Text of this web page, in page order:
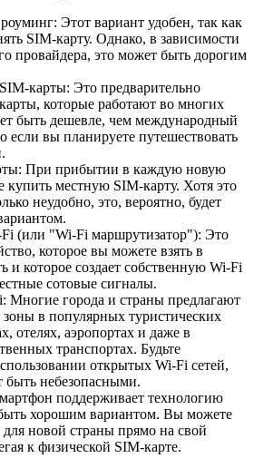
Этот вариант удобен, так как
SIM-карту. Однако, в зависимости
провайдера, это может быть дорогим
карты: Это предварительно
которые работают во многих
быть дешевле, чем международный
если вы планируете путешествовать
При прибытии в каждую новую
купить местную SIM-карту. Хотя это
неудобно, это, вероятно, будет
(или "Wi-Fi маршрутизатор"): Это
которое вы можете взять в
и которое создает собственную Wi-Fi
сотовые сигналы.
Многие города и страны предлагают
в популярных туристических
отелях, аэропортах и даже в
транспортах. Будьте
открытых Wi-Fi сетей,
быть небезопасными.
поддерживает технологию
хорошим вариантом. Вы можете
для новой страны прямо на свой
к физической SIM-карте.